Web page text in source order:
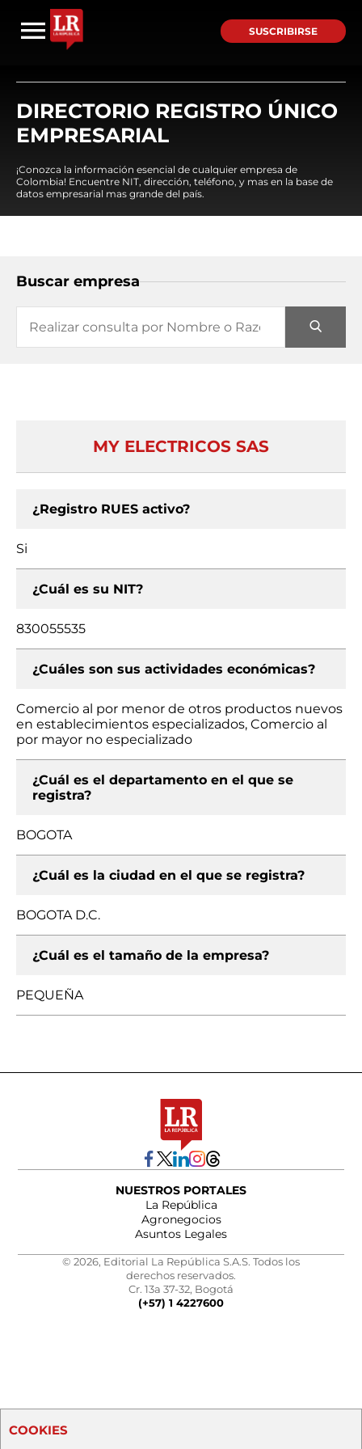
SUSCRIBIRSE
DIRECTORIO REGISTRO ÚNICO
EMPRESARIAL
¡Conozca la información esencial de cualquier empresa de
Colombia! Encuentre NIT, dirección, teléfono, y mas en la base de
datos empresarial mas grande del país.
Buscar empresa
MY ELECTRICOS SAS
¿Registro RUES activo?
Si
¿Cuál es su NIT?
830055535
¿Cuáles son sus actividades económicas?
Comercio al por menor de otros productos nuevos
en establecimientos especializados, Comercio al
por mayor no especializado
¿Cuál es el departamento en el que se
registra?
BOGOTA
¿Cuál es la ciudad en el que se registra?
BOGOTA D.C.
¿Cuál es el tamaño de la empresa?
PEQUEÑA
NUESTROS PORTALES
La República
Agronegocios
Asuntos Legales
© 2026, Editorial La República S.A.S. Todos los
derechos reservados.
Cr. 13a 37-32, Bogotá
(+57) 1 4227600
COOKIES